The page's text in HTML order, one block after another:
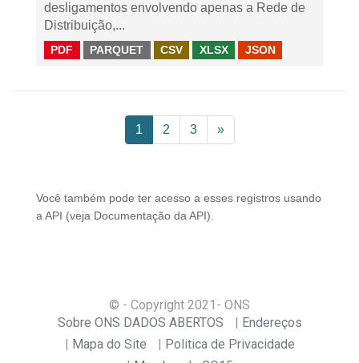
desligamentos envolvendo apenas a Rede de
Distribuição,...
PDF PARQUET CSV XLSX JSON
1 2 3 »
Você também pode ter acesso a esses registros usando
a API (veja Documentação da API ).
© - Copyright 2021 - ONS
Sobre ONS DADOS ABERTOS
Endereços
Mapa do Site
Politica de Privacidade